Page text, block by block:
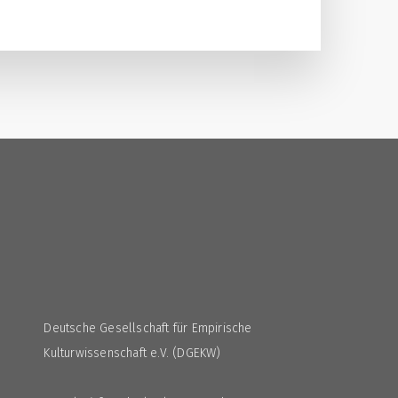
Deutsche Gesellschaft für Empirische
Kulturwissenschaft e.V. (DGEKW)